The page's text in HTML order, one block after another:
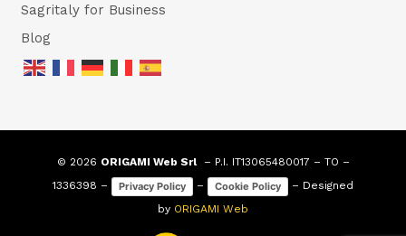
Sagritaly for Business
Blog
© 2026 ORIGAMI Web Srl– P.I. IT13065480017 – TO –
1336398 –
Privacy Policy – Cookie Policy
– Designed
by ORIGAMI Web